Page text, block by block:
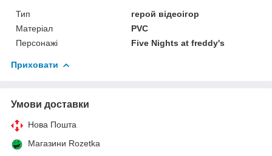
Тип
герой відеоігор
Матеріал
PVC
Персонажі
Five Nights at freddy's
Приховати
Умови доставки
Нова Пошта
Магазини Rozetka